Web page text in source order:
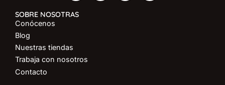
SOBRE NOSOTRAS
Conócenos
Blog
Nuestras tiendas
Trabaja con nosotros
Contacto